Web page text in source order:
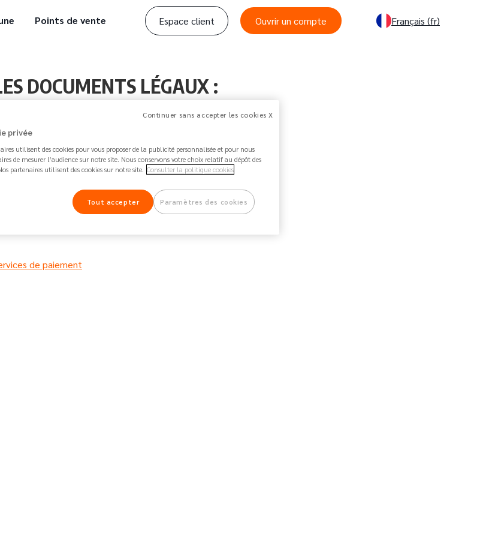
Points de vente Espace client Ouvrir un compte Français (fr)
DOCUMENTS LÉGAUX :
de paiement
Continuer sans accepter les cookies X
privée
utilisent des cookies pour vous proposer de la publicité personnalisée et pour nous
de mesurer l’audience sur notre site. Nous conservons votre choix relatif au dépôt des
partenaires utilisent des cookies sur notre site. Consulter la politique cookies
Paramètres des cookies
Tout accepter